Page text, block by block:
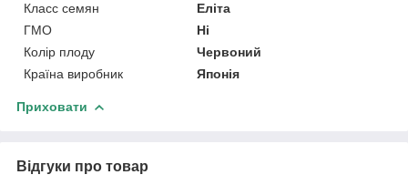
Класс семян
Еліта
ГМО
Ні
Колір плоду
Червоний
Країна виробник
Японія
Приховати
Відгуки про товар